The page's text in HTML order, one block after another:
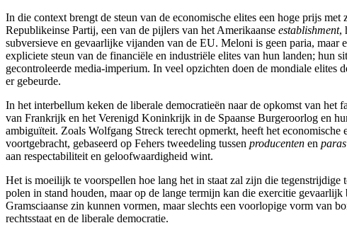
In die context brengt de steun van de economische elites een hoge prijs
Republikeinse Partij, een van de pijlers van het Amerikaanse establishment,
subversieve en gevaarlijke vijanden van de EU. Meloni is geen paria,
expliciete steun van de financiële en industriële elites van hun landen;
gecontroleerde media-imperium. In veel opzichten doen de mondiale elites
er gebeurde.
In het interbellum keken de liberale democratieën naar de opkomst van
van Frankrijk en het Verenigd Koninkrijk in de Spaanse Burgeroorlog en
ambiguïteit. Zoals Wolfgang Streck terecht opmerkt, heeft het
voortgebracht, gebaseerd op Fehers tweedeling tussen producenten en
aan respectabiliteit en geloofwaardigheid wint.
Het is moeilijk te voorspellen hoe lang het in staat zal zijn die
polen in stand houden, maar op de lange termijn kan die exercitie
Gramsciaanse zin kunnen vormen, maar slechts een voorlopige vorm van
rechtsstaat en de liberale democratie.